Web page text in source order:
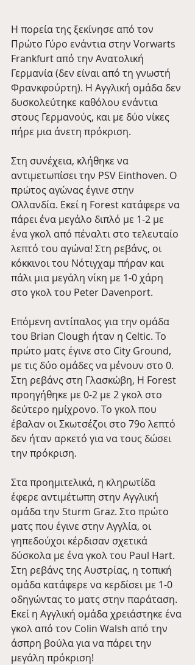
H πορεία της ξεκίνησε από τον
Πρώτο Γύρο ενάντια στην Vorwarts
Frankfurt από την Ανατολική
Γερμανία (δεν είναι από τη γνωστή
Φρανκφούρτη). Η Αγγλική ομάδα δεν
δυσκολεύτηκε καθόλου ενάντια
στους Γερμανούς, και με δύο νίκες
πήρε μια άνετη πρόκριση.
Στη συνέχεια, κλήθηκε να
αντιμετωπίσει την PSV Einthoven. Ο
πρώτος αγώνας έγινε στην
Ολλανδία. Εκεί η Forest κατάφερε να
πάρει ένα μεγάλο διπλό με 1-2 με
ένα γκολ από πέναλτι στο τελευταίο
λεπτό του αγώνα! Στη ρεβάνς, οι
κόκκινοι του Νότιγχαμ πήραν και
πάλι μια μεγάλη νίκη με 1-0 χάρη
στο γκολ του Peter Davenport.
Επόμενη αντίπαλος για την ομάδα
του Brian Clough ήταν η Celtic. Το
πρώτο ματς έγινε στο City Ground,
με τις δύο ομάδες να μένουν στο 0.
Στη ρεβάνς στη Γλασκώβη, Η Forest
προηγήθηκε με 0-2 με 2 γκολ στο
δεύτερο ημίχρονο. Το γκολ που
έβαλαν οι Σκωτσέζοι στο 79ο λεπτό
δεν ήταν αρκετό για να τους δώσει
την πρόκριση.
Στα προημιτελικά, η κληρωτίδα
έφερε αντιμέτωπη στην Αγγλική
ομάδα την Sturm Graz. Στο πρώτο
ματς που έγινε στην Αγγλία, οι
γηπεδούχοι κέρδισαν σχετικά
δύσκολα με ένα γκολ του Paul Hart.
Στη ρεβάνς της Αυστρίας, η τοπική
ομάδα κατάφερε να κερδίσει με 1-0
οδηγώντας το ματς στην παράταση.
Εκεί η Αγγλική ομάδα χρειάστηκε ένα
γκολ από τον Colin Walsh από την
άσπρη βούλα για να πάρει την
μεγάλη πρόκριση!